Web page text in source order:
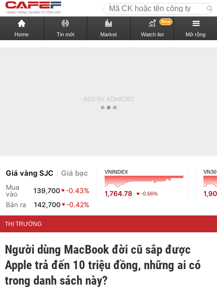
Home Tin mới Market Watch list
New
Mở rộng
Giá vàng SJC Giá bạc
Mua
vào
139,700
-0.43%
Bán ra
142,700 -0.42%
VNINDEX
1,764.78 -0.66%
VN30
THỊ TRƯỜNG
Người dùng MacBook đời cũ sắp được
Apple trả đến 10 triệu đồng, những ai có
trong danh sách này?